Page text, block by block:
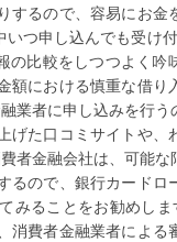
するので、容易にお金
つ申し込んでも受け
比較をしつつよく吟
額における慎重な借り
業者に申し込みを行う
げた口コミサイトや、
者金融会社は、可能な
るので、銀行カードロ
みることをお勧めし
消費者金融業者による